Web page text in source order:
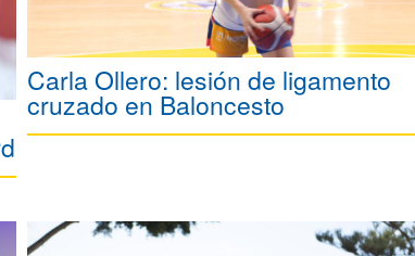
Carla Ollero: lesión de ligamento
cruzado en Baloncesto